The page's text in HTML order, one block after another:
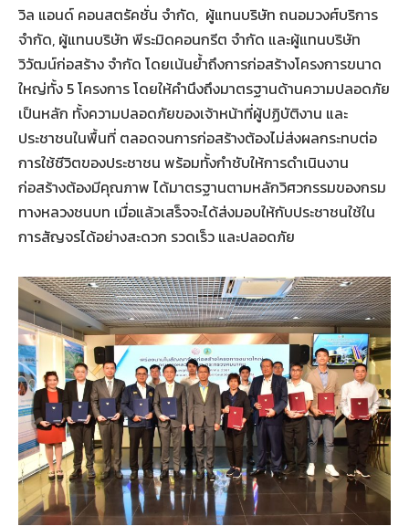
วิล แอนด์ คอนสตรัคชั่น จำกัด, ผู้แทนบริษัท ถนอมวงศ์บริการ
จำกัด, ผู้แทนบริษัท พีระมิดคอนกรีต จำกัด และผู้แทนบริษัท
วิวัฒน์ก่อสร้าง จำกัด โดยเน้นย้ำถึงการก่อสร้างโครงการขนาด
ใหญ่ทั้ง 5 โครงการ โดยให้คำนึงถึงมาตรฐานด้านความปลอดภัย
เป็นหลัก ทั้งความปลอดภัยของเจ้าหน้าที่ผู้ปฏิบัติงาน และ
ประชาชนในพื้นที่ ตลอดจนการก่อสร้างต้องไม่ส่งผลกระทบต่อ
การใช้ชีวิตของประชาชน พร้อมทั้งกำชับให้การดำเนินงาน
ก่อสร้างต้องมีคุณภาพ ได้มาตรฐานตามหลักวิศวกรรมของกรม
ทางหลวงชนบท เมื่อแล้วเสร็จจะได้ส่งมอบให้กับประชาชนใช้ใน
การสัญจรได้อย่างสะดวก รวดเร็ว และปลอดภัย